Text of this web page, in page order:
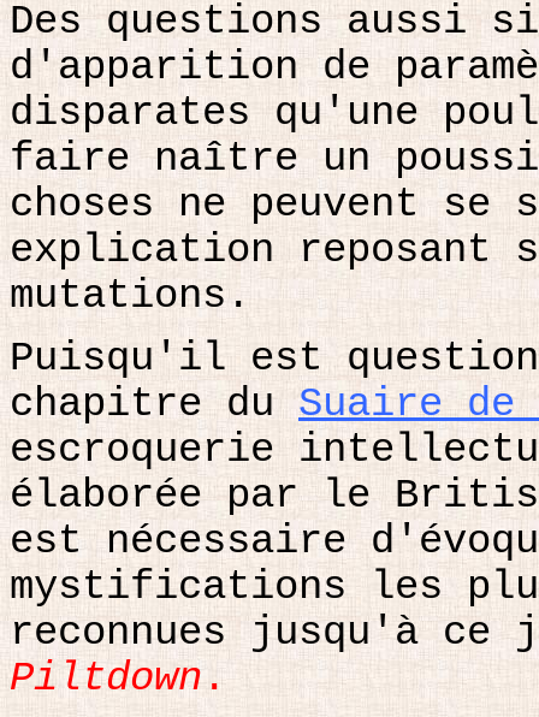
Des questions aussi
d'apparition de
disparates qu'une
faire naître un
choses ne peuvent
explication reposant
mutations.
Puisqu'il est
chapitre duSuaire de
escroquerie
élaborée par le
est nécessaire
mystifications les plus
reconnues jusqu'à
Piltdown.